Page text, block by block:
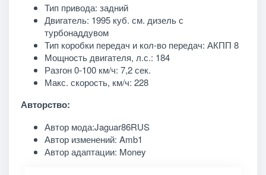
Тип привода: задний
Двигатель: 1995 куб. см. дизель с
турбонаддувом
Тип коробки передач и кол-во передач: АКПП 8
Мощность двигателя, л.с.: 184
Разгон 0-100 км/ч: 7,2 сек.
Макс. скорость, км/ч: 228
Авторство:
Автор мода:Jaguar86RUS
Автор изменений: Amb1
Автор адаптации: Money